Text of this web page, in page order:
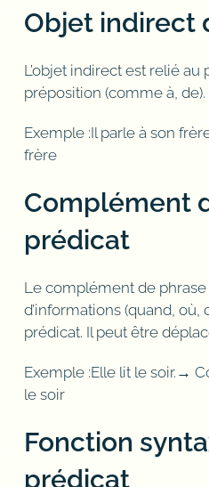
Objet indirect
L’objet indirect est relié
préposition (comme à, de).
Exemple :Il parle à son
frère
Complément
prédicat
Le complément de
d’informations (quand, où,
prédicat. Il peut être
Exemple :Elle lit le soir.→
le soir
Fonction
prédicat